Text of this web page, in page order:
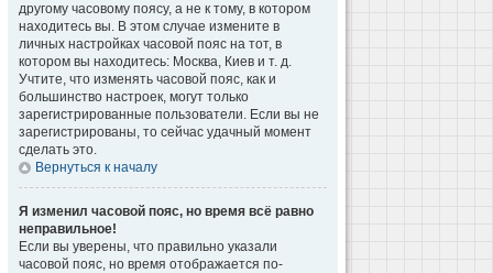
другому часовому поясу, а не к тому, в котором
находитесь вы. В этом случае измените в
личных настройках часовой пояс на тот, в
котором вы находитесь: Москва, Киев и т. д.
Учтите, что изменять часовой пояс, как и
большинство настроек, могут только
зарегистрированные пользователи. Если вы не
зарегистрированы, то сейчас удачный момент
сделать это.
Вернуться к началу
Я изменил часовой пояс, но время всё равно
неправильное!
Если вы уверены, что правильно указали
часовой пояс, но время отображается по-